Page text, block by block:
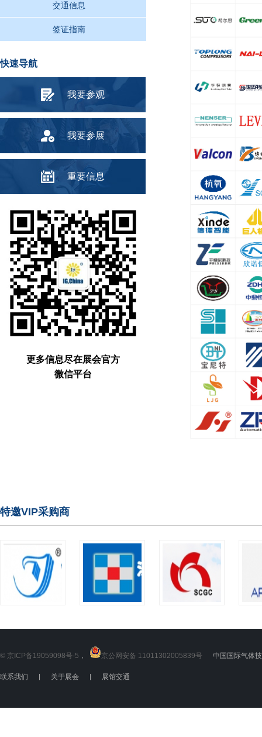
交通信息
签证指南
快速导航
我要参观
我要参展
重要信息
更多信息尽在展会官方
微信平台
特邀VIP采购商
© 京ICP备19059098号-5 ， 京公网安备 11011302005839号 中国国际气体技
联系我们 关于展会 展馆交通